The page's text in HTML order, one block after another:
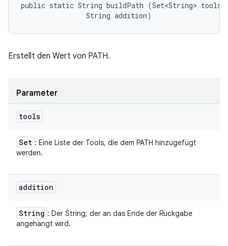
public static String buildPath (Set<String>
                String addition)
Erstellt den Wert von PATH.
Parameter
tools
Set : Eine Liste der Tools, die dem PATH hinzugefügt
werden.
addition
String : Der String, der an das Ende der Rückgabe
angehängt wird.